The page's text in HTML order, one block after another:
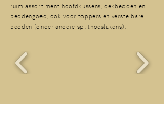
ruim assortiment hoofdkussens, dekbedden en
beddengoed, ook voor toppers en verstelbare
bedden (onder andere splithoeslakens).